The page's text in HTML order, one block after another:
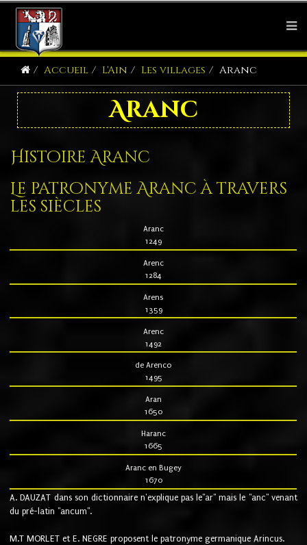
Accueil L'Ain Les villages Aranc
Aranc
Histoire Aranc
Le patronyme Aranc à travers
les siècles
Aranc
1249
Arenc
1284
Arens
1359
Arenc
1492
de Arenco
1495
Aran
1650
Haranc
1665
Aranc en Bugey
1670
A. DAUZAT dans son dictionnaire n'explique pas le"ar" mais le "anc" venant
du pré-latin "ancum".
M.T MORLET et E. NEGRE proposent le patronyme germanique Arincus.